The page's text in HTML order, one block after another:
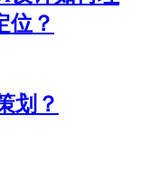
位？
划？